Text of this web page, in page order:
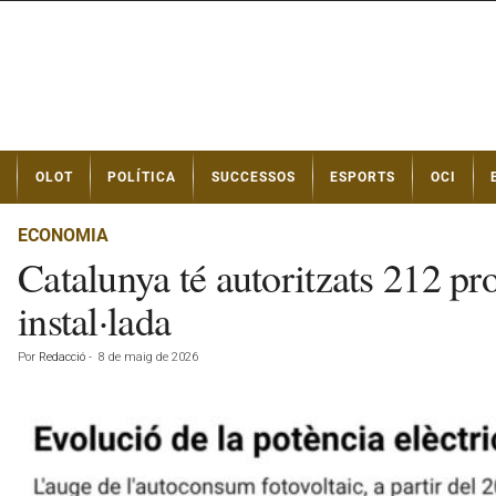
t
OLOT POLÍTICA SUCCESSOS ESPORTS OCI
ECONOMIA
Catalunya té autoritzats 212
instal·lada
Por Redacció - 8 de maig de 2026